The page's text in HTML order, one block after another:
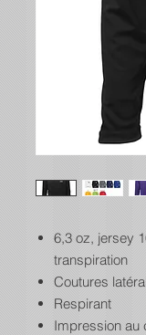
6,3 oz, jersey
transpiration
Coutures
Respirant
Impression au